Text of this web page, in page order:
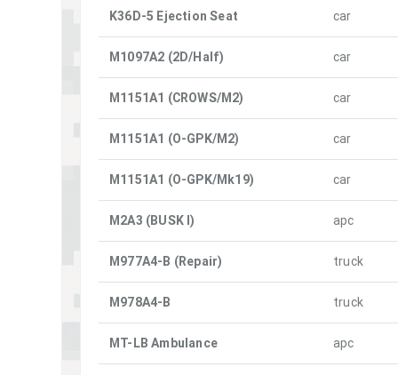
K36D-5 Ejection Seat car
M1097A2 (2D/Half) car
M1151A1 (CROWS/M2) car
M1151A1 (O-GPK/M2) car
M1151A1 (O-GPK/Mk19) car
M2A3 (BUSK I) apc
M977A4-B (Repair) truck
M978A4-B truck
MT-LB Ambulance apc